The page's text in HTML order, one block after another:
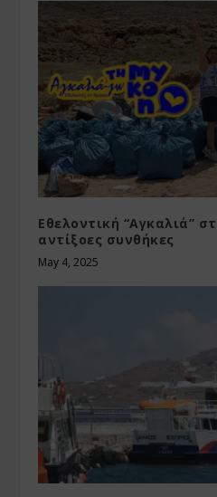
Εθελοντική “Αγκαλιά”
αντίξοες συνθήκες
May 4, 2025